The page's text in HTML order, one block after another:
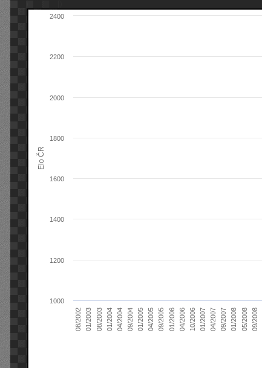
Elo ČR
08/2002 01/2003 08/2003 01/2004 04/2004 09/2004 01/2005 04/2005 09/2005 01/2006 04/2006 10/2006 01/2007 04/2007 09/2007 01/2008 05/2008 09/2008
1000
1200
1400
1600
1800
2000
2200
2400